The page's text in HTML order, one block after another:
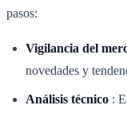
pasos:
Vigilancia del
novedades y
Análisis técnico :